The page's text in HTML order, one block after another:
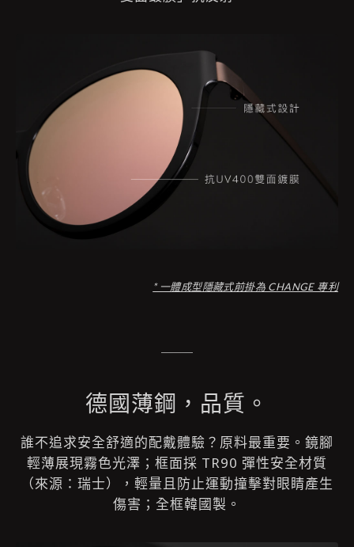
* 一體成型隱藏式前掛為 CHANGE 專利
德國薄鋼，品質。
誰不追求安全舒適的配戴體驗？原料最重要。鏡腳
輕薄展現霧色光澤；框面採 TR90 彈性安全材質
（來源：瑞士），輕量且防止運動撞擊對眼睛產生
傷害；全框韓國製。